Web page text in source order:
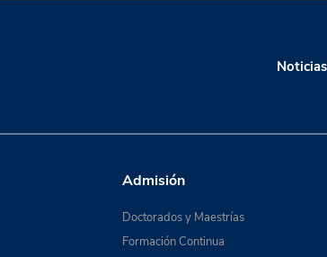
Admisión
Doctorados y Maestrías
Formación Continua